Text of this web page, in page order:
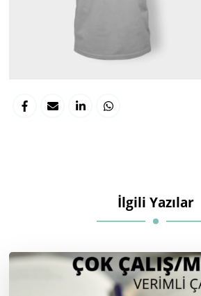
İlgili Yazılar